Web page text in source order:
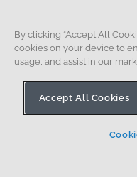
サインアップ セキュ
By clicking “Accept All
cookies on your device to
usage, and assist in our
Accept All Cookies